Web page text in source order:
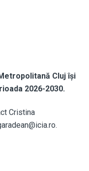
Cluj își
2026-2030.
Cristina